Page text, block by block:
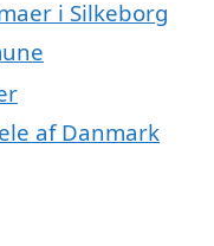
i Silkeborg
af Danmark